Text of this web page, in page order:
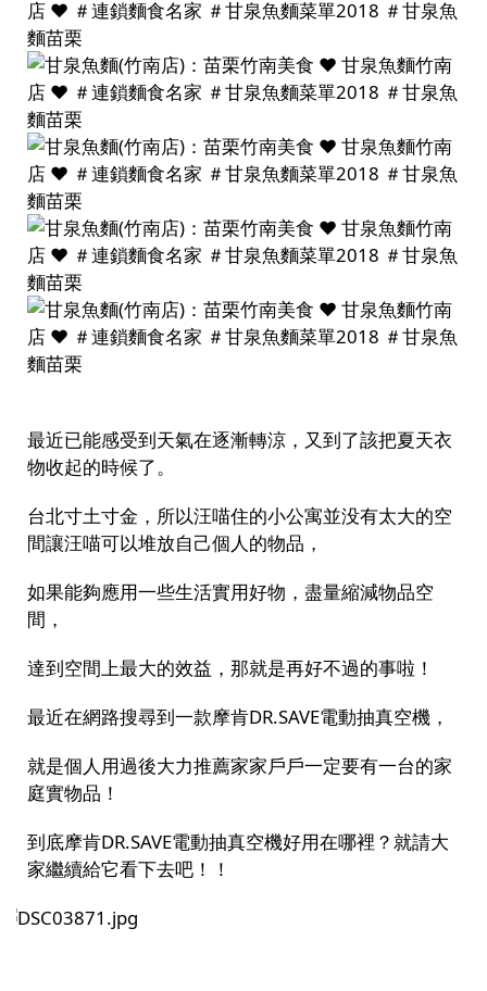
最近已能感受到天氣在逐漸轉涼，又到了該把夏天衣
物收起的時候了。
台北寸土寸金，所以汪喵住的小公寓並没有太大的空
間讓汪喵可以堆放自己個人的物品，
如果能夠應用一些生活實用好物，盡量縮減物品空
間，
達到空間上最大的效益，那就是再好不過的事啦！
最近在網路搜尋到一款摩肯DR.SAVE電動抽真空機，
就是個人用過後大力推薦家家戶戶一定要有一台的家
庭實物品！
到底摩肯DR.SAVE電動抽真空機好用在哪裡？就請大
家繼續給它看下去吧！！